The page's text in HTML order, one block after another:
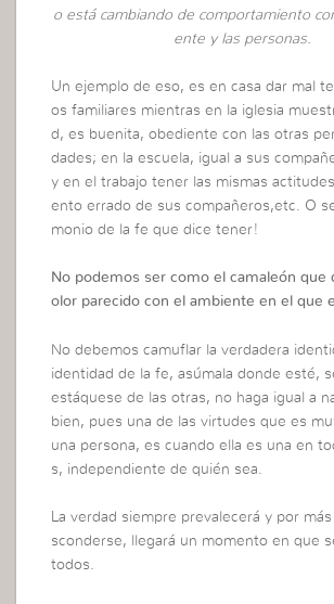
o está cambiando de comportamiento
ente y las personas.
Un ejemplo de eso, es en casa dar mal
os familiares mientras en la iglesia
d, es buenita, obediente con las otras
dades; en la escuela, igual a sus
y en el trabajo tener las mismas
ento errado de sus compañeros,etc. O
monio de la fe que dice tener!
No podemos ser como el camaleón que
olor parecido con el ambiente en el que
No debemos camuflar la verdadera
identidad de la fe, asúmala donde esté,
estáquese de las otras, no haga igual a
bien, pues una de las virtudes que es
una persona, es cuando ella es una en
s, independiente de quién sea.
La verdad siempre prevalecerá y por
sconderse, llegará un momento en que
todos.